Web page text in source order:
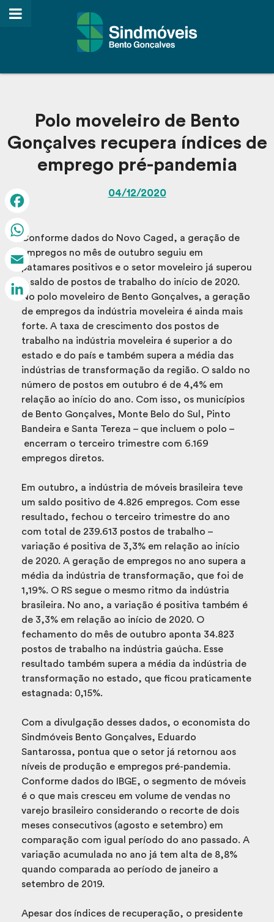
Polo moveleiro de Bento
Gonçalves recupera índices de
emprego pré-pandemia
04/12/2020
Conforme dados do Novo Caged, a geração de
empregos no mês de outubro seguiu em
patamares positivos e o setor moveleiro já superou
o saldo de postos de trabalho do início de 2020.
No polo moveleiro de Bento Gonçalves, a geração
de empregos da indústria moveleira é ainda mais
forte. A taxa de crescimento dos postos de
trabalho na indústria moveleira é superior a do
estado e do país e também supera a média das
indústrias de transformação da região. O saldo no
número de postos em outubro é de 4,4% em
relação ao início do ano. Com isso, os municípios
de Bento Gonçalves, Monte Belo do Sul, Pinto
Bandeira e Santa Tereza – que incluem o polo –
encerram o terceiro trimestre com 6.169
empregos diretos.
Em outubro, a indústria de móveis brasileira teve
um saldo positivo de 4.826 empregos. Com esse
resultado, fechou o terceiro trimestre do ano
com total de 239.613 postos de trabalho –
variação é positiva de 3,3% em relação ao início
de 2020. A geração de empregos no ano supera a
média da indústria de transformação, que foi de
1,19%. O RS segue o mesmo ritmo da indústria
brasileira. No ano, a variação é positiva também é
de 3,3% em relação ao início de 2020. O
fechamento do mês de outubro aponta 34.823
postos de trabalho na indústria gaúcha. Esse
resultado também supera a média da indústria de
transformação no estado, que ficou praticamente
estagnada: 0,15%.
Com a divulgação desses dados, o economista do
Sindmóveis Bento Gonçalves, Eduardo
Santarossa, pontua que o setor já retornou aos
níveis de produção e empregos pré-pandemia.
Conforme dados do IBGE, o segmento de móveis
é o que mais cresceu em volume de vendas no
varejo brasileiro considerando o recorte de dois
meses consecutivos (agosto e setembro) em
comparação com igual período do ano passado. A
variação acumulada no ano já tem alta de 8,8%
quando comparada ao período de janeiro a
setembro de 2019.
Apesar dos índices de recuperação, o presidente
Facebook
WhatsApp
Email
LinkedIn